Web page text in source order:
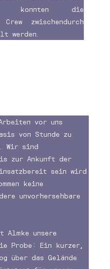
konnten die
zwischendurch
werden.
vor uns
von Stunde zu
Wir sind
zur Ankunft der
sein wird
keine
unvorhersehbare
Almke unsere
Probe: Ein kurzer,
über das Gelände